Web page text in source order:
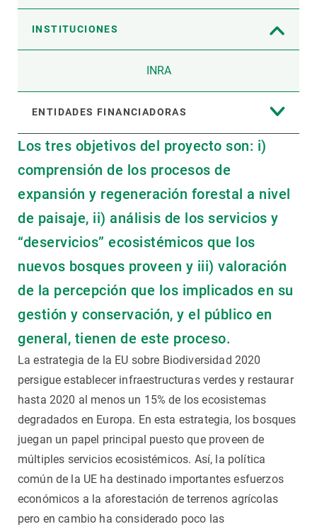
INSTITUCIONES
INRA
ENTIDADES FINANCIADORAS
Los tres objetivos del proyecto son: i)
comprensión de los procesos de
expansión y regeneración forestal a nivel
de paisaje, ii) análisis de los servicios y
“deservicios” ecosistémicos que los
nuevos bosques proveen y iii) valoración
de la percepción que los implicados en su
gestión y conservación, y el público en
general, tienen de este proceso.
La estrategia de la EU sobre Biodiversidad 2020
persigue establecer infraestructuras verdes y restaurar
hasta 2020 al menos un 15% de los ecosistemas
degradados en Europa. En esta estrategia, los bosques
juegan un papel principal puesto que proveen de
múltiples servicios ecosistémicos. Así, la política
común de la UE ha destinado importantes esfuerzos
económicos a la aforestación de terrenos agrícolas
pero en cambio ha considerado poco las